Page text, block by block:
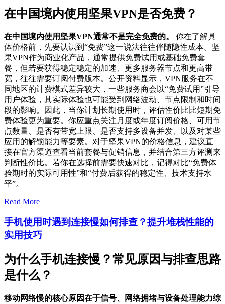
在中国境内使用坚果VPN是否免费？
在中国境内使用坚果VPN通常不是完全免费的。
你在了解具
体价格前，先要认识到“免费”这一说法往往伴随隐性成本。坚
果VPN作为商业化产品，通常提供免费试用或基础免费套
餐，但若要获得稳定稳定的加速、更多服务器节点和更高带
宽，往往需要订阅付费版本。公开资料显示，VPN服务在不
同地区的计费模式差异较大，一些服务商会以“免费试用”引导
用户体验，其实际体验也可能受到网络波动、节点限制和时间
段的影响。因此，当你计划长期使用时，评估性价比比短期免
费体验更为重要。你应重点关注月度或年度订阅价格、可用节
点数量、是否有带宽上限、是否支持多设备并发、以及对某些
应用的解锁能力等要素。对于坚果VPN的价格信息，建议直
接在官方渠道查看当前套餐与促销信息，并结合第三方评测来
判断性价比。若你在选择前需要快速对比，记得对比“免费体
验期时的实际可用性”和“付费后获得的稳定性、技术支持水
平”。
Read More
手机使用时遇到连接慢如何排查？提升堆栈性能的
实用技巧
为什么手机连接慢？常见原因与排查思路
是什么？
移动网络慢的核心原因在于信号、网络拥堵与设备处理能力综